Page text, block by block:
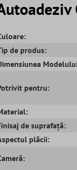
de produs:
pentru:
de suprafață:
plăcii: